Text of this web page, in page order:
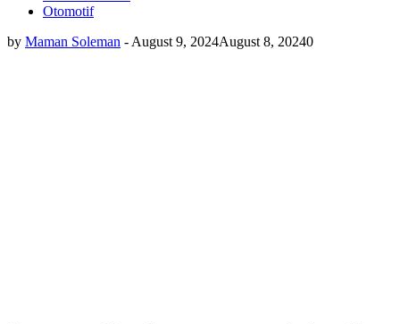
Otomotif
by Maman Soleman - August 9, 2024August 8, 20240